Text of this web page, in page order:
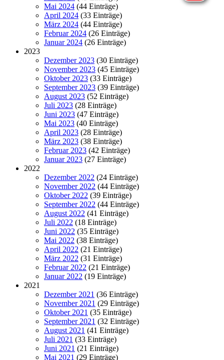
Mai 2024 (44 Einträge)
April 2024 (33 Einträge)
März 2024 (44 Einträge)
Februar 2024 (26 Einträge)
Januar 2024 (26 Einträge)
2023
Dezember 2023 (30 Einträge)
November 2023 (45 Einträge)
Oktober 2023 (33 Einträge)
September 2023 (39 Einträge)
August 2023 (52 Einträge)
Juli 2023 (28 Einträge)
Juni 2023 (47 Einträge)
Mai 2023 (40 Einträge)
April 2023 (28 Einträge)
März 2023 (38 Einträge)
Februar 2023 (42 Einträge)
Januar 2023 (27 Einträge)
2022
Dezember 2022 (24 Einträge)
November 2022 (44 Einträge)
Oktober 2022 (39 Einträge)
September 2022 (44 Einträge)
August 2022 (41 Einträge)
Juli 2022 (18 Einträge)
Juni 2022 (35 Einträge)
Mai 2022 (38 Einträge)
April 2022 (21 Einträge)
März 2022 (31 Einträge)
Februar 2022 (21 Einträge)
Januar 2022 (19 Einträge)
2021
Dezember 2021 (36 Einträge)
November 2021 (29 Einträge)
Oktober 2021 (35 Einträge)
September 2021 (32 Einträge)
August 2021 (41 Einträge)
Juli 2021 (33 Einträge)
Juni 2021 (21 Einträge)
Mai 2021 (29 Einträge)